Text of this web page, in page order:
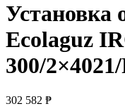
Установка
Ecolaguz
300/
302 582 ₱